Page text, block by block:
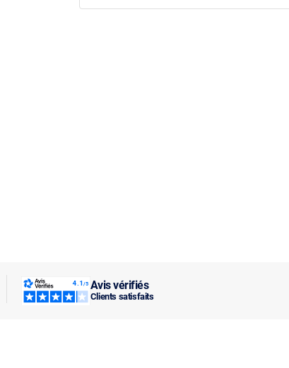
Avis vérifiés
Clients satisfaits